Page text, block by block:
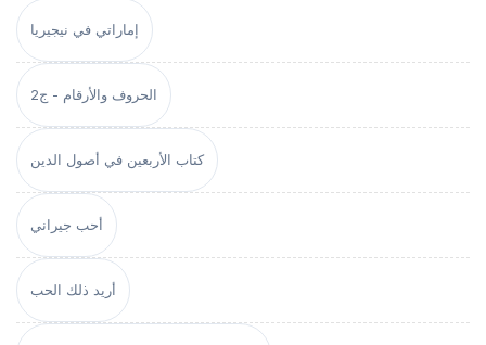
إماراتي في نيجيريا
الحروف والأرقام - ج2
كتاب الأربعين في أصول الدين
أحب جيراني
أريد ذلك الحب